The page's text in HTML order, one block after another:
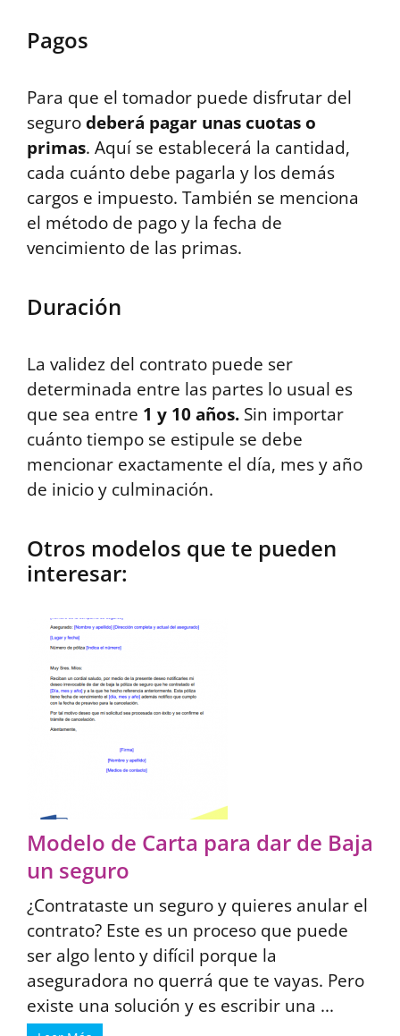
Pagos
Para que el tomador puede disfrutar del
segurodeberá pagar unas cuotas o
primas. Aquí se establecerá la cantidad,
cada cuánto debe pagarla y los demás
cargos e impuesto. También se menciona
el método de pago y la fecha de
vencimiento de las primas.
Duración
La validez del contrato puede ser
determinada entre las partes lo usual es
que sea entre 1 y 10 años. Sin importar
cuánto tiempo se estipule se debe
mencionar exactamente el día, mes y año
de inicio y culminación.
Otros modelos que te pueden
interesar:
Modelo de Carta para dar de Baja
un seguro
¿Contrataste un seguro y quieres anular el
contrato? Este es un proceso que puede
ser algo lento y difícil porque la
aseguradora no querrá que te vayas. Pero
existe una solución y es escribir una ...